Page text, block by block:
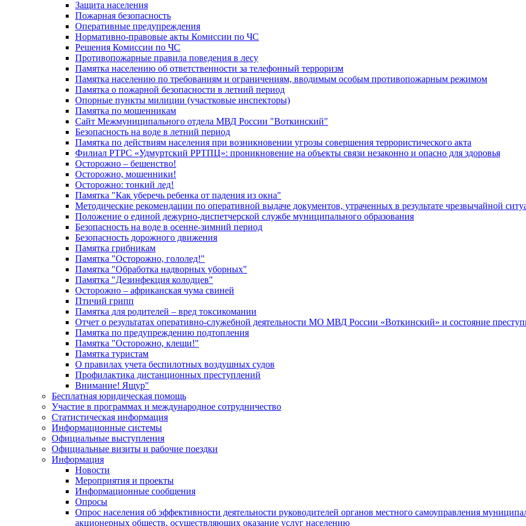
Защита населения
Пожарная безопасность
Оперативные предупреждения
Нормативно-правовые акты Комиссии по ЧС
Решения Комиссии по ЧС
Противопожарные правила поведения в лесу
Памятка населению об ответственности за телефонный терроризм
Памятка населению по требованиям и ограничениям, вводимым особым противопожарным режимом
Памятка о пожарной безопасности в летний период
Опорные пункты милиции (участковые инспекторы)
Памятка по мошенникам
Сайт Межмуниципального отдела МВД России "Воткинский"
Безопасность на воде в летний период
Памятка по действиям населения при возникновении угрозы совершения террористического акта
Филиал РТРС «Удмуртский РРТПЦ»: проникновение на объекты связи незаконно и опасно для здоровья
Осторожно – бешенство!
Осторожно, мошенники!
Осторожно: тонкий лед!
Памятка "Как уберечь ребенка от падения из окна"
Методические рекомендации по оперативной выдаче документов, утраченных в результате чрезвычайной
Положение о единой дежурно-диспетчерской службе муниципального образования
Безопасность на воде в осенне-зимний период
Безопасность дорожного движения
Памятка грибникам
Памятка "Осторожно, гололед!"
Памятка "Обработка надворных уборных"
Памятка "Дезинфекция колодцев"
Осторожно – африканская чума свиней
Птичий грипп
Памятка для родителей – вред токсикомании
Отчет о результатах оперативно-служебной деятельности МО МВД России «Воткинский» и состояние
Памятка по предупреждению подтопления
Памятка "Осторожно, клещи!"
Памятка туристам
О правилах учета беспилотных воздушных судов
Профилактика дистанционных преступлений
Внимание! Ящур"
Бесплатная юридическая помощь
Участие в программах и международное сотрудничество
Статистическая информация
Информационные системы
Официальные выступления
Официальные визиты и рабочие поездки
Информация
Новости
Мероприятия и проекты
Информационные сообщения
Опросы
Опрос населения об эффективности деятельности руководителей органов местного самоуправления
акционерных обществ, осуществляющих оказание услуг населению